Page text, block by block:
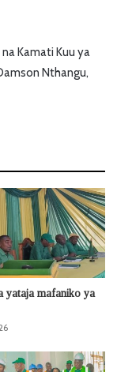
Kamati Kuu ya
Nthangu,
yataja mafaniko ya